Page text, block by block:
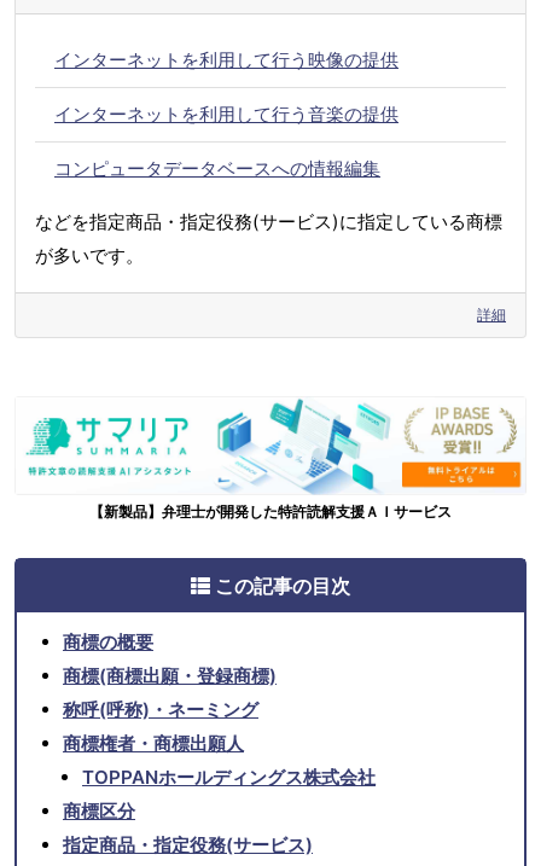
インターネットを利用して行う映像の提供
インターネットを利用して行う音楽の提供
コンピュータデータベースへの情報編集
などを指定商品・指定役務(サービス)に指定している商標
が多いです。
詳細
【新製品】弁理士が開発した特許読解支援ＡＩサービス
この記事の目次
商標の概要
商標(商標出願・登録商標)
称呼(呼称)・ネーミング
商標権者・商標出願人
TOPPANホールディングス株式会社
商標区分
指定商品・指定役務(サービス)